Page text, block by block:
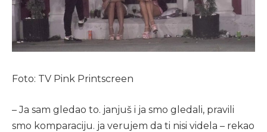
Foto: TV Pink Printscreen
– Ja sam gledao to. janjuš i ja smo gledali, pravili
smo komparaciju. ja verujem da ti nisi videla – rekao